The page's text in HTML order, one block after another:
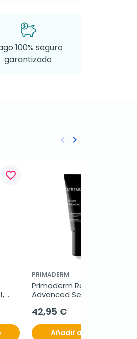
100% seguro
garantizado
favorite_border
PRIMADERM
Primaderm Radiant
Advanced Serum, 30 ml
42,95 €
Añadir al carrito
Anterior
keyboard_arrow_left Siguiente
keyboard_arrow_right